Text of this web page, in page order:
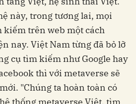
này, trong tương lai, mọi
kiếm trên web một cách
nay. Việt Nam từng đã bỏ lỡ
cụ tìm kiếm như Google hay
thì với metaverse sẽ
"Chúng ta hoàn toàn có
thống metaverse Việt, tìm